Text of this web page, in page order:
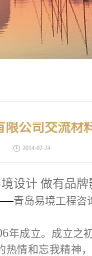
2014-02-24
设计 做有品
青岛易境工程咨
年成立。成立之
热情和忘我精神